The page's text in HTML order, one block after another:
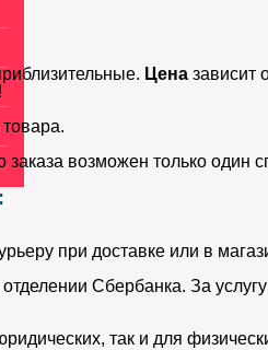
Цена зависит
заказа возможен только
при доставке или в
Сбербанка. За
так и для